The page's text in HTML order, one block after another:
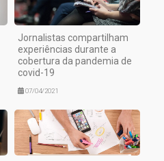
Jornalistas compartilham
experiências durante a
cobertura da pandemia de
covid-19
07/04/2021